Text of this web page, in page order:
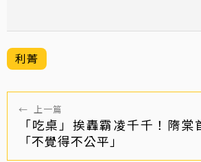
利菁
← 上一篇
「吃桌」挨轟霸凌千千！隋
「不覺得不公平」